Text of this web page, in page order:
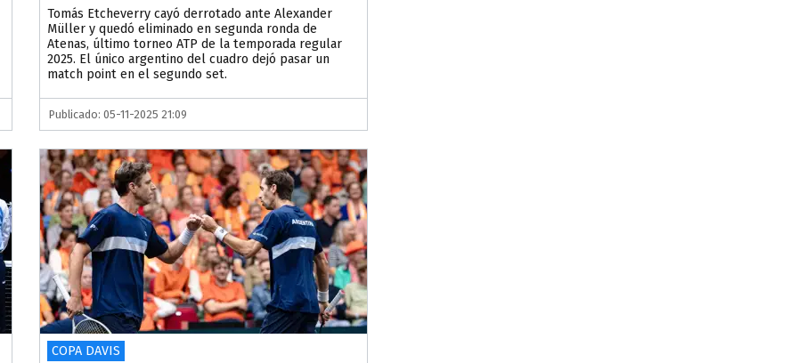
Tomás Etcheverry cayó derrotado ante Alexander
Müller y quedó eliminado en segunda ronda de
Atenas, último torneo ATP de la temporada regular
2025. El único argentino del cuadro dejó pasar un
match point en el segundo set.
Publicado: 05-11-2025 21:09
COPA DAVIS